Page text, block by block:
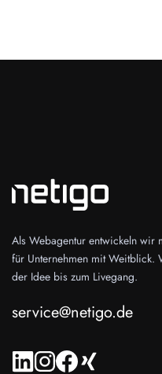
Als Webagentur entwickeln wir
für Unternehmen mit
der Idee bis zum Livegang.
service@netigo.de